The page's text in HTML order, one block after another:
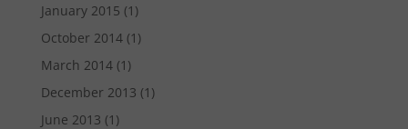
January 2015 (1)
October 2014(1)
March 2014(1)
December 2013 (1)
June 2013 (1)